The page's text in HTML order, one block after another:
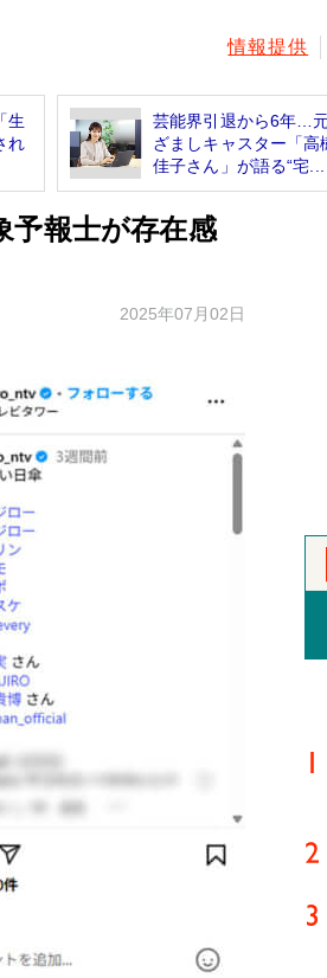
情報提供
生
れ
芸能界引退から6年…
ざましキャスター「高
佳子さん」が語る“宅...
報士が存在感
2025年07月02日